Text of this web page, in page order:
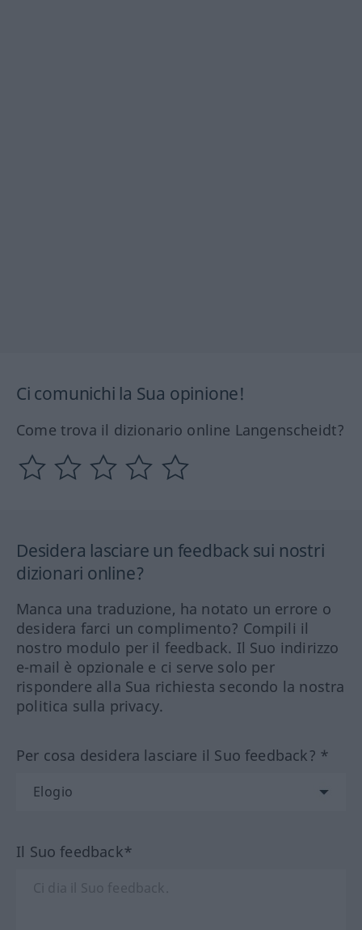
Ci comunichi la Sua opinione!
Come trova il dizionario online Langenscheidt?
Desidera lasciare un feedback sui nostri
dizionari online?
Manca una traduzione, ha notato un errore o
desidera farci un complimento? Compili il
nostro modulo per il feedback. Il Suo indirizzo
e-mail è opzionale e ci serve solo per
rispondere alla Sua richiesta secondo la nostra
politica sulla privacy.
Per cosa desidera lasciare il Suo feedback? *
Il Suo feedback*